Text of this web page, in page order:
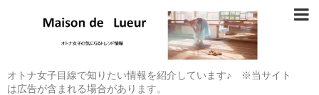
オトナ女子目線で知りたい情報を紹介しています♪ ※当サイト
は広告が含まれる場合があります。